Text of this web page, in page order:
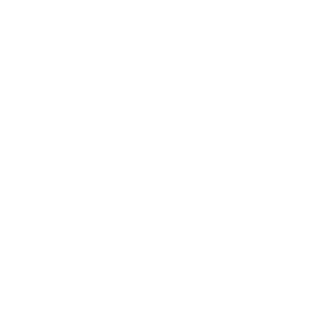
了承ください。
をご了承くださ
です。
ず変更すること
) : 1000ppm、
、